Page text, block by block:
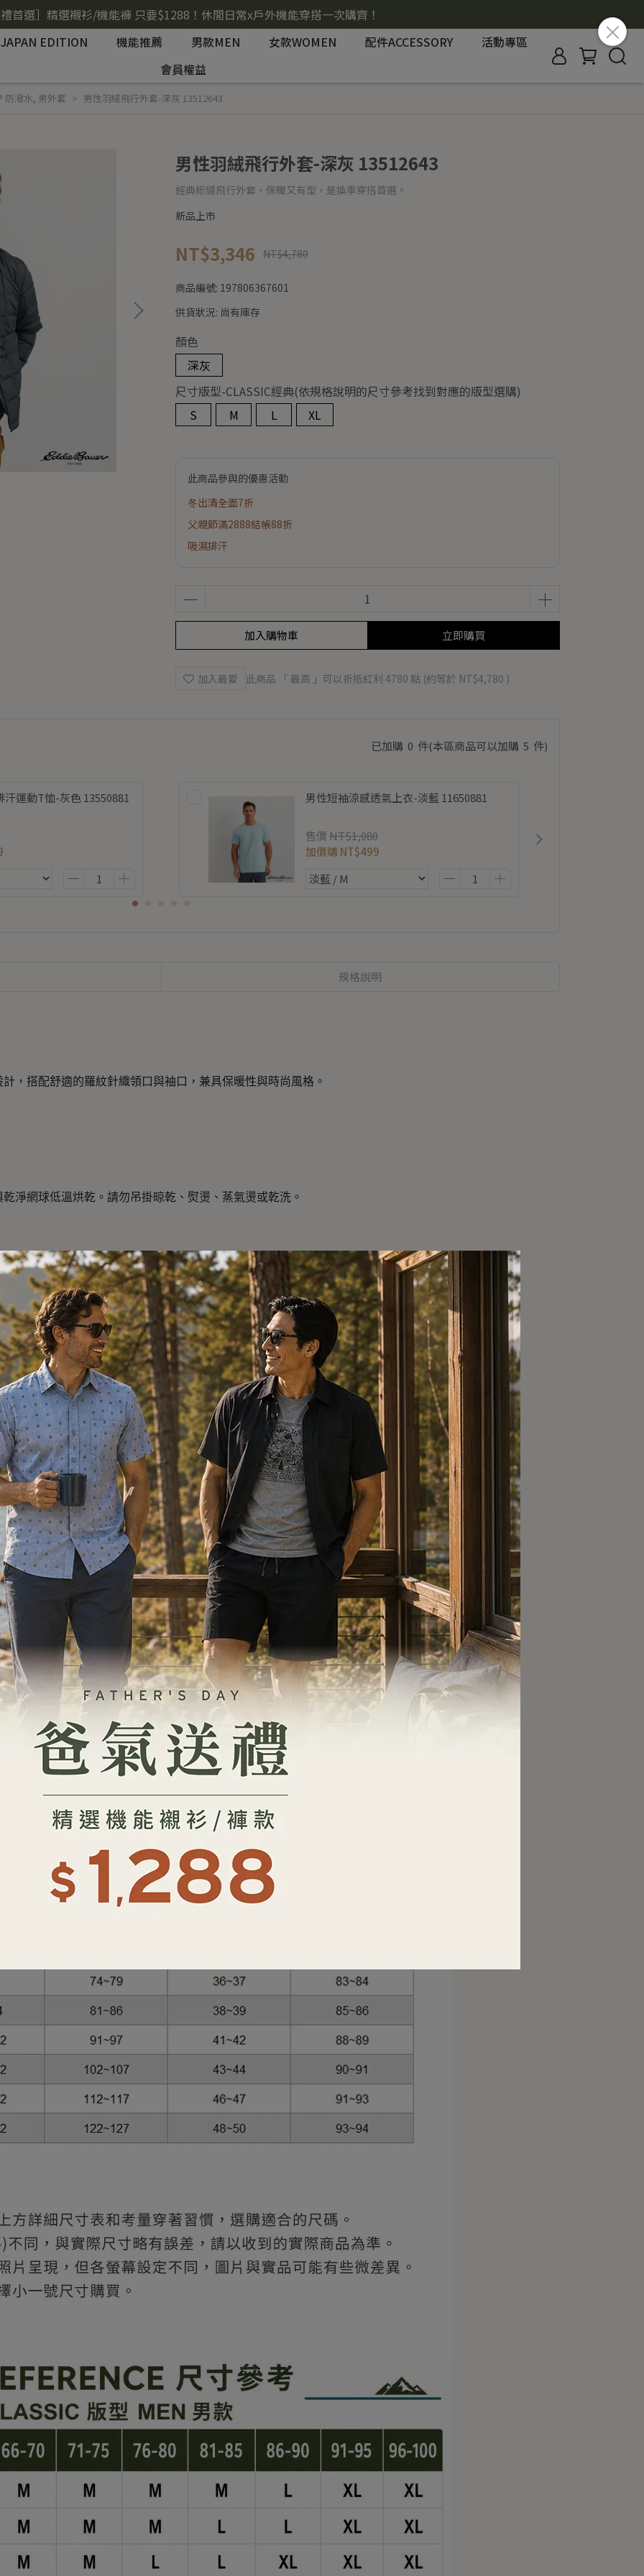
首選］精選襯衫/機能褲 只要$1288！休閒日常x戶外機能穿搭一次購齊！
JAPAN EDITION
機能推薦 男款MEN 女款WOMEN 配件ACCESSORY
活動專區
會員權益
防潑水, 男外套 男性羽絨飛行外套-深灰 13512643
男性羽絨飛行外套-深灰 13512643
經典絎縫飛行外套，保暖又有型，是換季穿搭首選。
新品上市
NT$3,346 NT$4,780
商品編號: 197806367601
供貨狀況: 尚有庫存
顏色
深灰
尺寸版型-CLASSIC經典(依規格說明的尺寸參考找到對應的版型選購)
S
M L XL
此商品參與的優惠活動
冬出清全面7折
父親節滿2888結帳88折
吸濕排汗
加入購物車 立即購買
加入最愛 此商品 「 最高 」可以折抵紅利 4780 點 (約等於 NT$4,780 )
已加購 0 件(本區商品可以加購 5 件)
運動T恤-灰色 13550881 男性短袖涼感透氣上衣-淡藍 11650881
售價NT$1,080
加價購 NT$499
規格說明
，搭配舒適的羅紋針織領口與袖口，兼具保暖性與時尚風格。
淨網球低溫烘乾。請勿吊掛晾乾、熨燙、蒸氣燙或乾洗。